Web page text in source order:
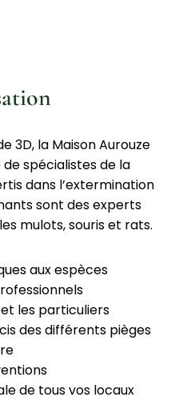
3D, la Maison Aurouze
de spécialistes de la
dans l’extermination
sont des experts
mulots, souris et rats.
aux espèces
les particuliers
des différents pièges
de tous vos locaux